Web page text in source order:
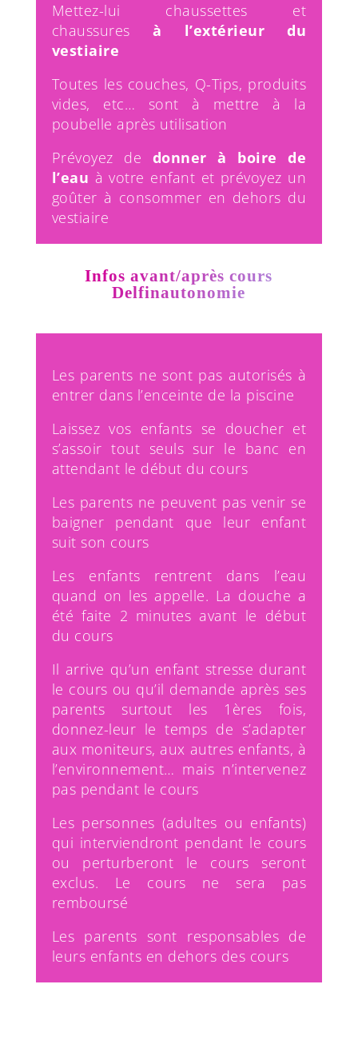
Mettez-lui chaussettes et
chaussures à l’extérieur du
vestiaire
Toutes les couches, Q-Tips, produits
vides, etc… sont à mettre à la
poubelle après utilisation
Prévoyez de donner à boire de
l’eau à votre enfant et prévoyez un
goûter à consommer en dehors du
vestiaire
Infos avant/après cours
Delfinautonomie
Les parents ne sont pas autorisés à
entrer dans l’enceinte de la piscine
Laissez vos enfants se doucher et
s’assoir tout seuls sur le banc en
attendant le début du cours
Les parents ne peuvent pas venir se
baigner pendant que leur enfant
suit son cours
Les enfants rentrent dans l’eau
quand on les appelle. La douche a
été faite 2 minutes avant le début
du cours
Il arrive qu’un enfant stresse durant
le cours ou qu’il demande après ses
parents surtout les 1ères fois,
donnez-leur le temps de s’adapter
aux moniteurs, aux autres enfants, à
l’environnement… mais n’intervenez
pas pendant le cours
Les personnes (adultes ou enfants)
qui interviendront pendant le cours
ou perturberont le cours seront
exclus. Le cours ne sera pas
remboursé
Les parents sont responsables de
leurs enfants en dehors des cours